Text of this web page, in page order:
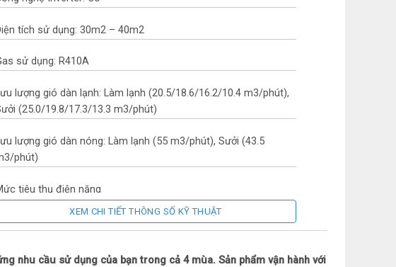
tích sử dụng: 30m2 – 40m2
sử dụng: R410A
lượng gió dàn lạnh: Làm lạnh (20.5/18.6/16.2/10.4 m3/phút),
(25.0/19.8/17.3/13.3 m3/phút)
lượng gió dàn nóng: Làm lạnh (55 m3/phút), Sưởi (43.5
phút)
tiêu thụ điện năng
suất tiêu thụ: Làm lạnh (1.930W), Sưởi (1.950W)
Tiết kiệm điện: Inverter
XEM CHI TIẾT THÔNG SỐ KỸ THUẬT
nhu cầu sử dụng của bạn trong cả 4 mùa. Sản phẩm vận hành với